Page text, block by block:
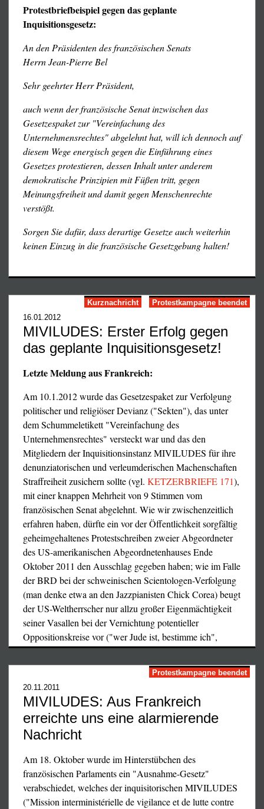
Der »Bannfluch« der Libre Pensée
Reaktion eines IAFT-Mitglieds (englisch)
Resolution der französischen Freidenker zu
»Sekten« (englisch)
Unsere Stellungnahme zum NGO-Antrag
Anerkennung als NGO (bei UNO, UNESCO etc.)
(englisch)
Zur politischen Einordnung unserer kleinen Hysteriker ist
das folgende Dokument vielleicht nicht schlecht geeignet –
es ist konfliktlos proimperialistisch, auch wenn am Ende
ein Sharia-Syrien steht. Aber das sind ja Peanuts für einen
Uno-Geldjäger (»der Jäger der verborgenen Staatsknete«).
Wir haben aus unserer eigenen, nämlich
antiimperialistischen und leninistischen Position nie ein
Hehl gemacht; aber ebensowenig haben wir andere
jemals gedrängt, sie zu übernehmen, oder pikiert auf sie
Reaktion eines IAFT-Mitglieds (englisch)
Unsere Stellungnahme zur IAFT-Resolution
IAFT-Resolution: Free the »Pussy Riots« (englisch)
Protestbriefbeispiel gegen das geplante
Inquisitionsgesetz:
An den Präsidenten des französischen Senats
Herrn Jean-Pierre Bel
Sehr geehrter Herr Präsident,
auch wenn der französische Senat inzwischen das
Gesetzespaket zur "Vereinfachung des
Unternehmensrechtes" abgelehnt hat, will ich dennoch auf
diesem Wege energisch gegen die Einführung eines
Gesetzes protestieren, dessen Inhalt unter anderem
demokratische Prinzipien mit Füßen tritt, gegen
Meinungsfreiheit und damit gegen Menschenrechte
verstößt.
Sorgen Sie dafür, dass derartige Gesetze auch weiterhin
keinen Einzug in die französische Gesetzgebung halten!
Kurznachricht
Protestkampagne beendet
16.01.2012
MIVILUDES: Erster Erfolg gegen
das geplante Inquisitionsgesetz!
Letzte Meldung aus Frankreich:
Am 10.1.2012 wurde das Gesetzespaket zur Verfolgung
politischer und religiöser Devianz ("Sekten"), das unter
dem Schummeletikett "Vereinfachung des
Unternehmensrechtes" versteckt war und das den
Mitgliedern der Inquisitionsinstanz MIVILUDES für ihre
denunziatorischen und verleumderischen Machenschaften
Straffreiheit zusichern sollte (vgl. KETZERBRIEFE 171),
mit einer knappen Mehrheit von 9 Stimmen vom
französischen Senat abgelehnt. Wie wir zwischenzeitlich
erfahren haben, dürfte ein vor der Öffentlichkeit sorgfältig
geheimgehaltenes Protestschreiben zweier Abgeordneter
des US-amerikanischen Abgeordnetenhauses Ende
Oktober 2011 den Ausschlag gegeben haben; wie im Falle
der BRD bei der schweinischen Scientologen-Verfolgung
(man denke etwa an den Jazzpianisten Chick Corea) beugt
der US-Weltherrscher nur allzu großer Eigenmächtigkeit
seiner Vasallen bei der Vernichtung potentieller
Oppositionskreise vor ("wer Jude ist, bestimme ich",
dekretierte Goebbels, und das giltmutatis mutandisauch
für seine US-Nachfolger).
Der von uns in der kurzen verbleibenden Zeit maßgeblich
mitinitiierte Protest internationaler Stimmen war im Sinne
der Ausweitung wertvoll. Jedenfalls ist vorerst Zeit
gewonnen, aber mit einem neuen Versuch, das
einzuführen, muß über kurz oder lang gerechnet werden.
Wir werden in einer der nächsten Nummern der
KETZERBRIEFE ausführlicher auf die Hintergründe
dieses ersten Erfolges eingehen.
Protestkampagne beendet
20.11.2011
MIVILUDES: Aus Frankreich
erreichte uns eine alarmierende
Nachricht
Am 18. Oktober wurde im Hinterstübchen des
französischen Parlaments ein "Ausnahme-Gesetz"
verabschiedet, welches der inquisitorischen MIVILUDES
("Mission interministérielle de vigilance et de lutte contre